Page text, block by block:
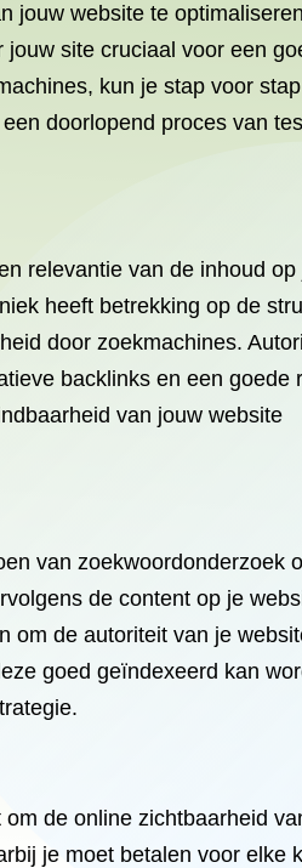
jouw website te
site cruciaal voor een
kun je stap voor
doorlopend proces van
relevantie van de inhoud op
heeft betrekking op de
door zoekmachines.
backlinks en een goede
van jouw website
van zoekwoordonderzoek
de content op je
om de autoriteit van je
goed geïndexeerd kan
de online zichtbaarheid
je moet betalen voor elke